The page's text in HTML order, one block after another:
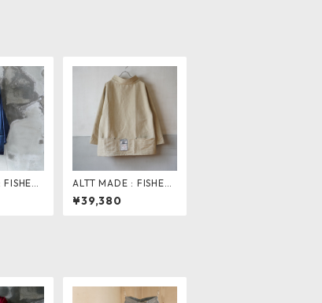
ブリー
ALTT MADE : FISHER
MAN SMOCK . V.NAT
URAL
¥39,380